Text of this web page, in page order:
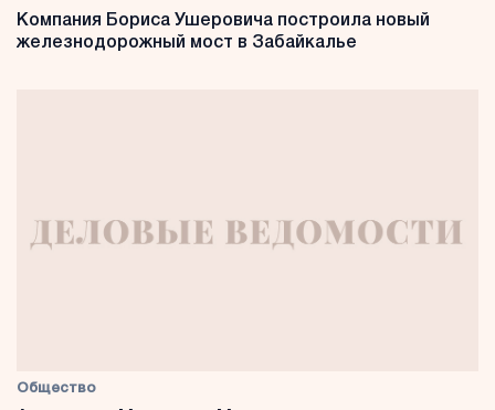
Компания Бориса Ушеровича построила новый
железнодорожный мост в Забайкалье
Общество